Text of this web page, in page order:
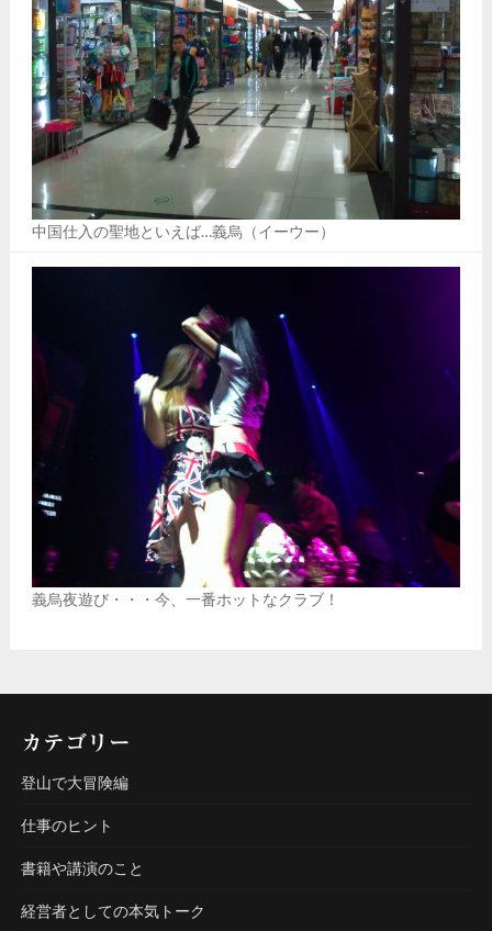
中国仕入の聖地といえば…義烏（イーウー）
義烏夜遊び・・・今、一番ホットなクラブ！
カテゴリー
登山で大冒険編
仕事のヒント
書籍や講演のこと
経営者としての本気トーク